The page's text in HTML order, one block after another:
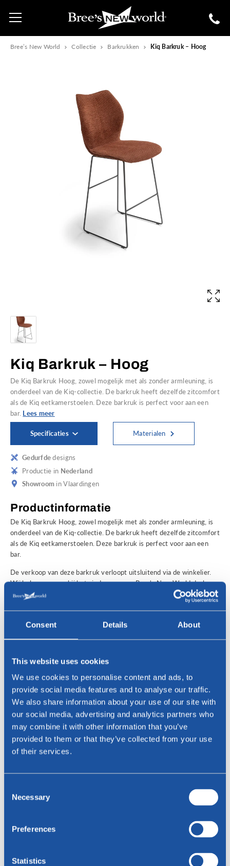
Consent Details About
This website uses cookies
We use cookies to personalise content and ads, to
provide social media features and to analyse our traffic.
We also share information about your use of our site with
our social media, advertising and analytics partners who
may combine it with other information that you’ve
provided to them or that they’ve collected from your use
of their services.
Selection
Necessary
Preferences
Statistics
Bree’s New World Collectie Barkrukken Kiq Barkruk – Hoog
Kiq Barkruk – Hoog
De Kiq Barkruk Hoog, zowel mogelijk met als zonder armleuning, is
onderdeel van de Kiq-collectie. De barkruk heeft dezelfde zitcomfort
als de Kiq eetkamerstoelen. Deze barkruk is perfect voor aan een
bar. Lees meer
Specificaties Materialen
Gedurfdedesigns
Productie in Nederland
Showroom in Vlaardingen
Productinformatie
De Kiq Barkruk Hoog, zowel mogelijk met als zonder armleuning, is
onderdeel van de Kiq-collectie. De barkruk heeft dezelfde zitcomfort
als de Kiq eetkamerstoelen. Deze barkruk is perfect voor aan een
bar.
De verkoop van deze barkruk verloopt uitsluitend via de winkelier.
Wij helpen u graag bij het vinden van een Bree's New World dealer
bij u in de regio. Vult u daartoe hieronder het
contactformulierin.
Daarnaast kunt u inspiratie opdoen in onze eigen Bree's New
onze collectie design meubels kunt bekijken en testen. U bent van
harte welkom!
Voor vragen of het vinden van een Bree's New World dealer bij u in
de regio, neem gerust contact met ons op!
Naam *
E-mailadres *
Telefoon
Woonplaats